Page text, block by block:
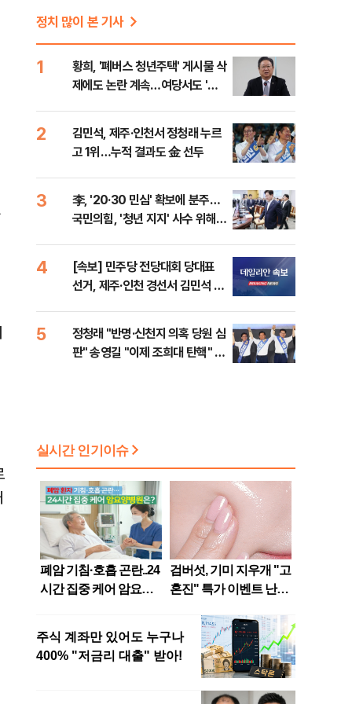
정치 많이 본 기사
1
황희, '폐버스 청년주택' 게시물 삭
제에도 논란 계속…여당서도 '내
2
김민석, 제주·인천서 정청래 누르
고 1위…누적 결과도 金 선두
3
李, '20·30 민심' 확보에 분주…
국민의힘, '청년 지지' 사수 위해
4
[속보] 민주당 전당대회 당대표
선거, 제주·인천 경선서 김민석 승
5
정청래 "반명·신천지 의혹 당원 심
판" 송영길 "이제 조희대 탄핵" 김